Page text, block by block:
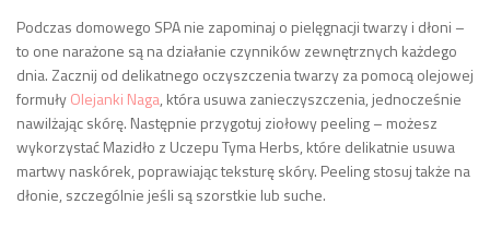
Podczas domowego SPA nie zapominaj o pielęgnacji twarzy i dłoni –
to one narażone są na działanie czynników zewnętrznych każdego
dnia. Zacznij od delikatnego oczyszczenia twarzy za pomocą olejowej
formułyOlejanki Naga, która usuwa zanieczyszczenia, jednocześnie
nawilżając skórę. Następnie przygotuj ziołowy peeling – możesz
wykorzystać Mazidło z Uczepu Tyma Herbs, które delikatnie usuwa
martwy naskórek, poprawiając teksturę skóry. Peeling stosuj także na
dłonie, szczególnie jeśli są szorstkie lub suche.